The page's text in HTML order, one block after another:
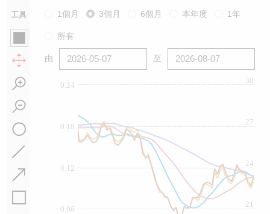
工具 1個月 3個月 6個月 本年度 1年
所有
由 至
0.24
0.06
0.12
0.18
24
21
27
30